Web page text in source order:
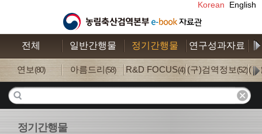
Korean English
전체 일반간행물 정기간행물 연구성과자료
연보(80) 아름드리(58) R&D FOCUS(4) (구)검역정보 (52) (
정기간행물